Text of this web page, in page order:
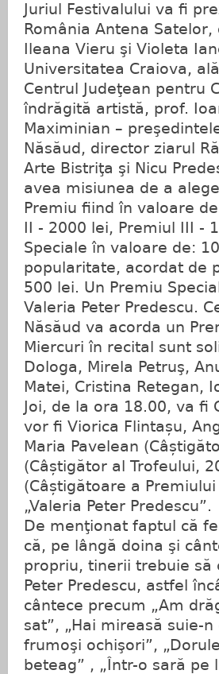
Juriul Festivalului va fi
România Antena
Ileana Vieru şi Violeta
Universitatea Craiova,
Centrul Judeţean pentru
îndrăgită artistă, prof.
Maximinian –
Năsăud, director ziarul
Arte Bistriţa şi Nicu
avea misiunea de a
Premiu fiind în valoare
II - 2000 lei, Premiul III -
Speciale în valoare de:
popularitate, acordat de
500 lei. Un Premiu
Valeria Peter Predescu.
Năsăud va acorda un
Miercuri în recital sunt
Dologa, Mirela Petruş,
Matei, Cristina Retegan,
Joi, de la ora 18.00, va
vor fi Viorica Flintașu,
Maria Pavelean
(Câștigător al Trofeului,
(Câștigătoare a
„Valeria Peter Predescu”.
De menţionat faptul că
că, pe lângă doina şi
propriu, tinerii trebuie să
Peter Predescu, astfel
cântece precum „Am
sat”, „Hai mireasă suie-
frumoşi ochişori”,
beteag” , „Într-o sară pe